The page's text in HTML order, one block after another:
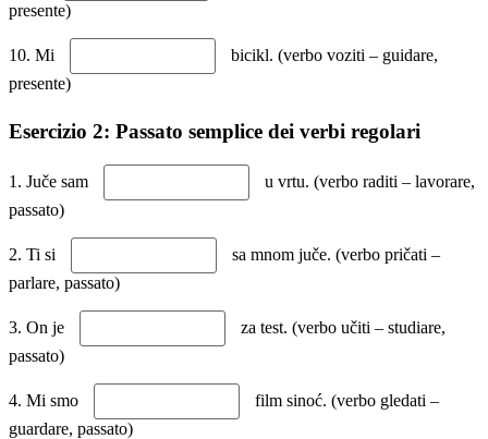
presente)
10. Mi
bicikl. (verbo voziti – guidare,
presente)
Esercizio 2: Passato semplice dei verbi regolari
1. Juče sam
u vrtu. (verbo raditi – lavorare,
passato)
2. Ti si
sa mnom juče. (verbo pričati –
parlare, passato)
3. On je
za test. (verbo učiti – studiare,
passato)
4. Mi smo
film sinoć. (verbo gledati –
guardare, passato)